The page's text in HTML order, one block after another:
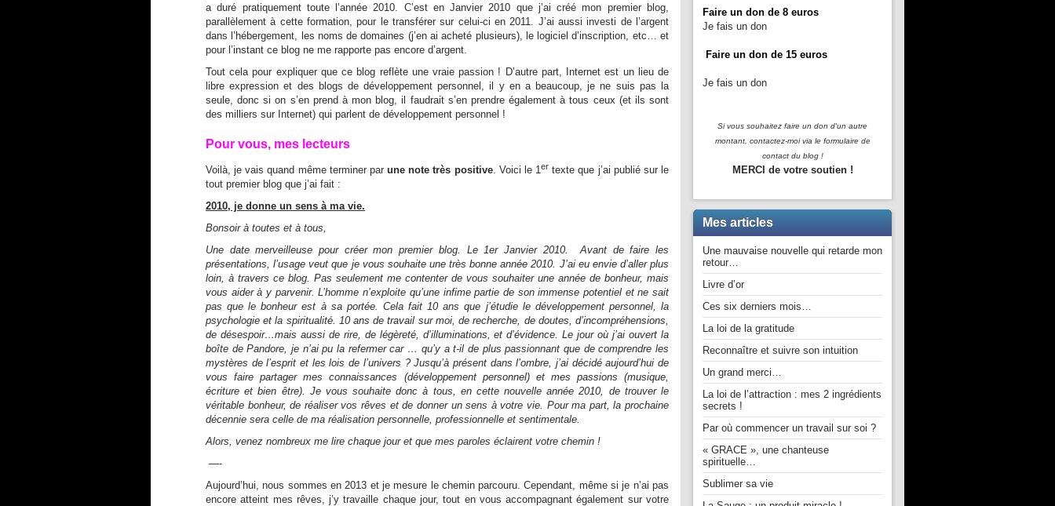
a duré pratiquement toute l’année 2010. C’est en Janvier 2010 que j’ai créé mon premier blog,
parallèlement à cette formation, pour le transférer sur celui-ci en 2011. J’ai aussi investi de l’argent
dans l’hébergement, les noms de domaines (j’en ai acheté plusieurs), le logiciel d’inscription, etc… et
pour l’instant ce blog ne me rapporte pas encore d’argent.
Tout cela pour expliquer que ce blog reflète une vraie passion ! D’autre part, Internet est un lieu de
libre expression et des blogs de développement personnel, il y en a beaucoup, je ne suis pas la
seule, donc si on s’en prend à mon blog, il faudrait s’en prendre également à tous ceux (et ils sont
des milliers sur Internet) qui parlent de développement personnel !
Pour vous, mes lecteurs
Voilà, je vais quand même terminer parune note très positive. Voici le 1er texte que j’ai publié sur le
tout premier blog que j’ai fait :
2010, je donne un sens à ma vie.
Bonsoir à toutes et à tous,
Une date merveilleuse pour créer mon premier blog. Le 1er Janvier 2010. Avant de faire les
présentations, l’usage veut que je vous souhaite une très bonne année 2010. J’ai eu envie d’aller plus
loin, à travers ce blog. Pas seulement me contenter de vous souhaiter une année de bonheur, mais
vous aider à y parvenir. L’homme n’exploite qu’une infime partie de son immense potentiel et ne sait
pas que le bonheur est à sa portée. Cela fait 10 ans que j’étudie le développement personnel, la
psychologie et la spiritualité. 10 ans de travail sur moi, de recherche, de doutes, d’incompréhensions,
de désespoir…mais aussi de rire, de légèreté, d’illuminations, et d’évidence. Le jour où j’ai ouvert la
boîte de Pandore, je n’ai pu la refermer car … qu’y a t-il de plus passionnant que de comprendre les
mystères de l’esprit et les lois de l’univers ? Jusqu’à présent dans l’ombre, j’ai décidé aujourd’hui de
vous faire partager mes connaissances (développement personnel) et mes passions (musique,
écriture et bien être). Je vous souhaite donc à tous, en cette nouvelle année 2010, de trouver le
véritable bonheur, de réaliser vos rêves et de donner un sens à votre vie. Pour ma part, la prochaine
décennie sera celle de ma réalisation personnelle, professionnelle et sentimentale.
Alors, venez nombreux me lire chaque jour et que mes paroles éclairent votre chemin !
—-
Aujourd’hui, nous sommes en 2013 et je mesure le chemin parcouru. Cependant, même si je n’ai pas
encore atteint mes rêves, j’y travaille chaque jour, tout en vous accompagnant également sur votre
Faire un don de 8 euros
Je fais un don
Faire un don de 15 euros
Je fais un don
Si vous souhaitez faire un don d'un autre
montant, contactez-moivia le formulaire de
contact du blog !
MERCI de votre soutien !
Mes articles
Une mauvaise nouvelle qui retarde mon
retour…
Livre d’or
Ces six derniers mois…
La loi de la gratitude
Reconnaître et suivre son intuition
Un grand merci…
La loi de l’attraction : mes 2 ingrédients
secrets !
Par où commencer un travail sur soi ?
« GRACE », une chanteuse
spirituelle…
Sublimer sa vie